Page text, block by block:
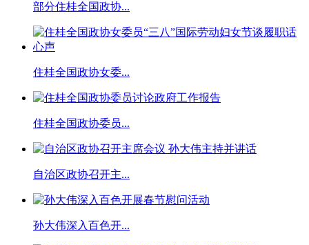
部分住桂全国政协...
住桂全国政协女委...
住桂全国政协委员...
自治区政协召开主...
孙大伟深入百色开...